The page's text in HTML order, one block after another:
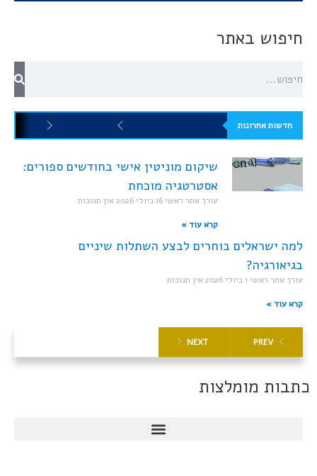
חיפוש באתר
חדשות אחרונות
שיקום מוניטין אישי בחודשים ספורים:
אסטרטגיה מוכחת
עורך אתר ראשי16 ביולי 2026 אין תגובות
קרא עוד »
למה ישראלים בוחרים לבצע השתלות שיניים
בגיאורגיה?
עורך אתר ראשי 1 ביולי 2026 אין תגובות
קרא עוד »
PREV
NEXT
כתבות מומלצות